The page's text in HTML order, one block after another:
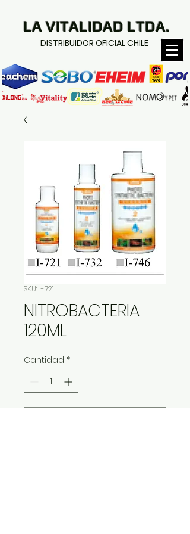
LA VITALIDAD LTDA.
DISTRIBUIDOR OFICIAL CHILE
SKU: I-721
NITROBACTERIA
120ML
Cantidad *